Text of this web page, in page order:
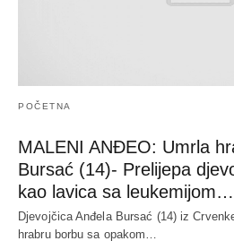
POČETNA
MALENI ANĐEO: Umrla
Bursać (14)- Prelijepa
kao lavica sa leukemijom…
Djevojčica Anđela Bursać (14) iz
hrabru borbu sa opakom…